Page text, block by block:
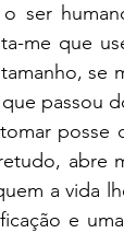
ser
me que
se
passou
posse
abre
a vida
e